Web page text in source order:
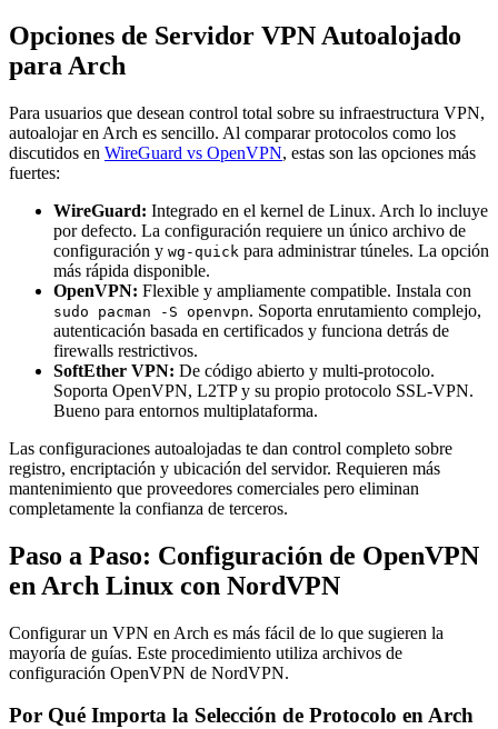
Opciones de Servidor VPN Autoalojado
para Arch
Para usuarios que desean control total sobre su infraestructura VPN,
autoalojar en Arch es sencillo. Al comparar protocolos como los
discutidos en WireGuard vs OpenVPN, estas son las opciones más
fuertes:
WireGuard: Integrado en el kernel de Linux. Arch lo incluye
por defecto. La configuración requiere un único archivo de
configuración y wg-quick para administrar túneles. La opción
más rápida disponible.
OpenVPN: Flexible y ampliamente compatible. Instala con
sudo pacman -S openvpn. Soporta enrutamiento complejo,
autenticación basada en certificados y funciona detrás de
firewalls restrictivos.
SoftEther VPN: De código abierto y multi-protocolo.
Soporta OpenVPN, L2TP y su propio protocolo SSL-VPN.
Bueno para entornos multiplataforma.
Las configuraciones autoalojadas te dan control completo sobre
registro, encriptación y ubicación del servidor. Requieren más
mantenimiento que proveedores comerciales pero eliminan
completamente la confianza de terceros.
Paso a Paso: Configuración de OpenVPN
en Arch Linux con NordVPN
Configurar un VPN en Arch es más fácil de lo que sugieren la
mayoría de guías. Este procedimiento utiliza archivos de
configuración OpenVPN de NordVPN.
Por Qué Importa la Selección de Protocolo en Arch